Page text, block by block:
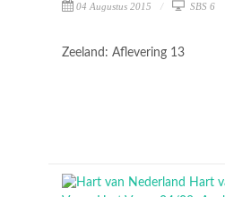
04 Augustus 2015 SBS 6
Zeeland: Aflevering 13